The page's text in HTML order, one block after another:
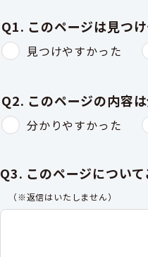
Q1. このページは見つ
見つけやすかった
Q2. このページの内容
分かりやすかった
Q3. このページについ
（※返信はいたしません）